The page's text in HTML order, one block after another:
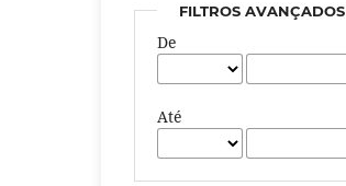
FILTROS AVANÇADOS
De
Até